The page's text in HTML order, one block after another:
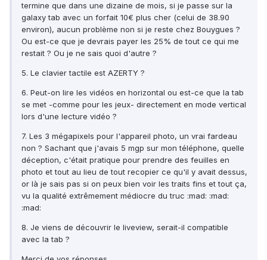
termine que dans une dizaine de mois, si je passe sur la
galaxy tab avec un forfait 10€ plus cher (celui de 38.90
environ), aucun problème non si je reste chez Bouygues ?
Ou est-ce que je devrais payer les 25% de tout ce qui me
restait ? Ou je ne sais quoi d'autre ?
5. Le clavier tactile est AZERTY ?
6. Peut-on lire les vidéos en horizontal ou est-ce que la tab
se met -comme pour les jeux- directement en mode vertical
lors d'une lecture vidéo ?
7. Les 3 mégapixels pour l'appareil photo, un vrai fardeau
non ? Sachant que j'avais 5 mgp sur mon téléphone, quelle
déception, c'était pratique pour prendre des feuilles en
photo et tout au lieu de tout recopier ce qu'il y avait dessus,
or là je sais pas si on peux bien voir les traits fins et tout ça,
vu la qualité extrêmement médiocre du truc :mad: :mad:
:mad:
8. Je viens de découvrir le liveview, serait-il compatible
avec la tab ?